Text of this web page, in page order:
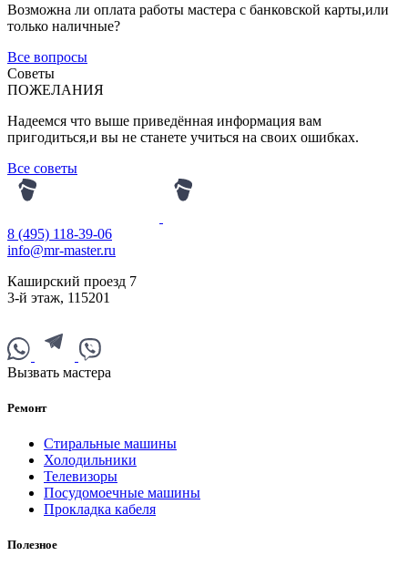
Возможна ли оплата работы мастера с банковской карты,или
только наличные?
Все вопросы
Советы
ПОЖЕЛАНИЯ
Надеемся что выше приведённая информация вам
пригодиться,и вы не станете учиться на своих ошибках.
Все советы
8 (495) 118-39-06
info@mr-master.ru
Каширский проезд 7
3-й этаж, 115201
Вызвать мастера
Ремонт
Стиральные машины
Холодильники
Телевизоры
Посудомоечные машины
Прокладка кабеля
Полезное